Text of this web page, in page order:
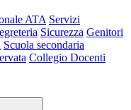
ATA Servizi
Sicurezza Genitori
Scuola secondaria
Collegio Docenti